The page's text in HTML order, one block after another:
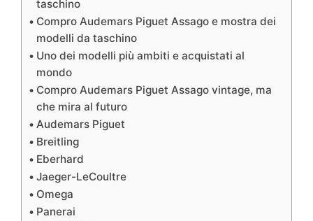
taschino
Compro Audemars Piguet Assago e mostra dei
modelli da taschino
Uno dei modelli più ambiti e acquistati al
mondo
Compro Audemars Piguet Assago vintage, ma
che mira al futuro
Audemars Piguet
Breitling
Eberhard
Jaeger-LeCoultre
Omega
Panerai